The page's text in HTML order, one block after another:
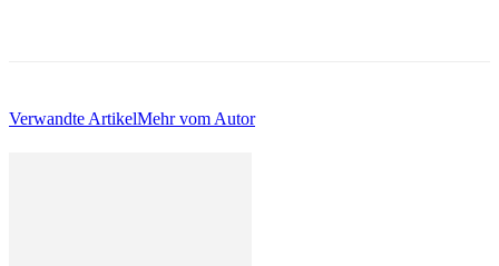
Verwandte ArtikelMehr vom Autor